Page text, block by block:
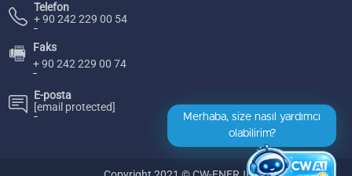
Telefon
+ 90 242 229 00 54
🖷
Faks
+ 90 242 229 00 74
E-posta
[email protected]
Merhaba, size nasıl yardımcı
olabilirim?